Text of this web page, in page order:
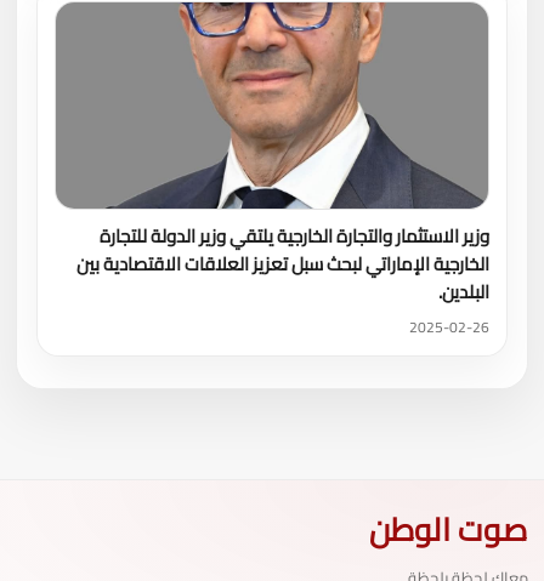
وزير الاستثمار والتجارة الخارجية يلتقي وزير الدولة للتجارة
الخارجية الإماراتي لبحث سبل تعزيز العلاقات الاقتصادية بين
البلدين.
2025-02-26
صوت الوطن